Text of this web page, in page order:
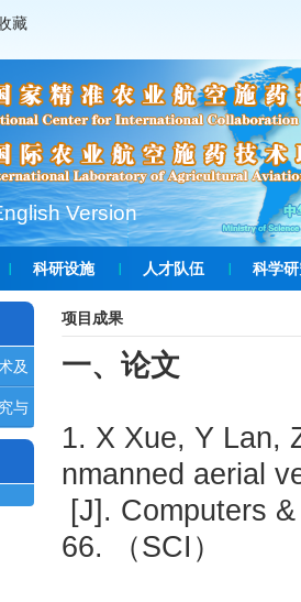
藏
Version
科研设施 人才队伍 科学
及
与
项目成果
一、论文
1. X Xue, Y Lan,
nmanned aerial
[J]. Computers
66. （SCI）